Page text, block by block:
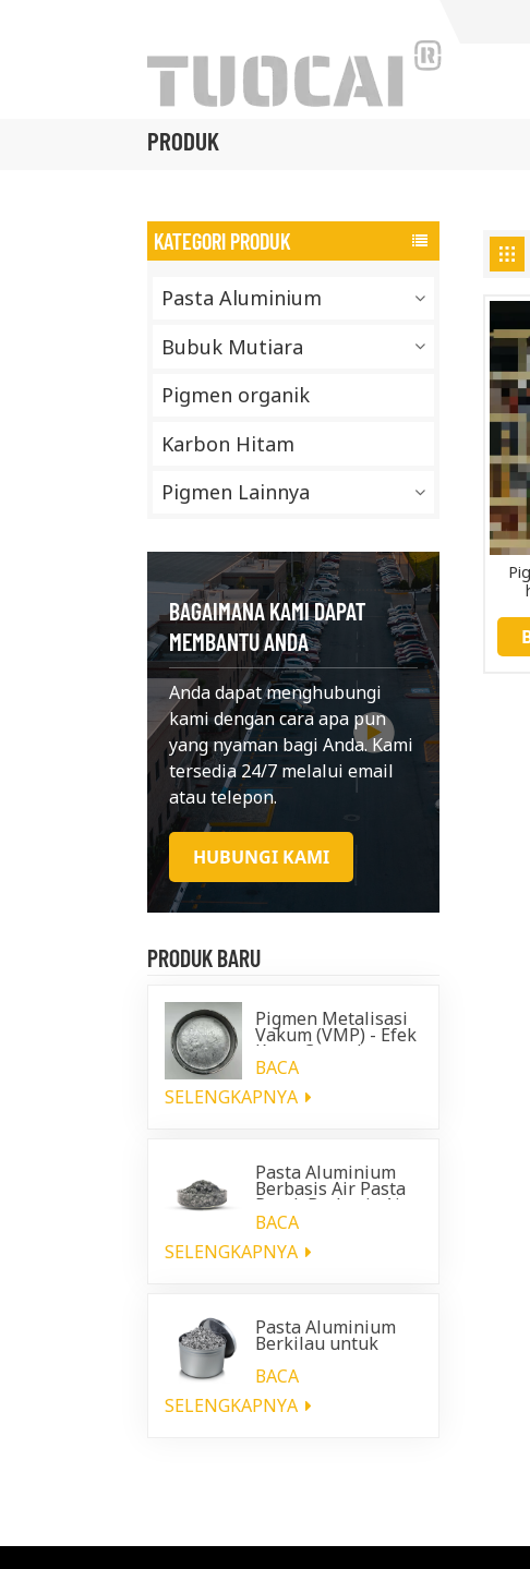
PRODUK
KATEGORI PRODUK
Pasta Aluminium
Bubuk Mutiara
Pigmen organik
Karbon Hitam
Pigmen Lainnya
BAGAIMANA KAMI DAPAT
MEMBANTU ANDA
Anda dapat menghubungi
kami dengan cara apa pun
yang nyaman bagi Anda. Kami
tersedia 24/7 melalui email
atau telepon.
HUBUNGI KAMI
PRODUK BARU
Pigmen Metalisasi
Vakum (VMP) - Efek
Krom Cemerlang
untuk Pelapis
BACA
SELENGKAPNYA
Pasta Aluminium
Berbasis Air Pasta
Perak Berbasis Air
BACA
SELENGKAPNYA
Pasta Aluminium
Berkilau untuk
otomotif
BACA
SELENGKAPNYA